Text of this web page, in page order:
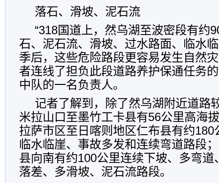
落石、滑坡、泥石流
“318国道上，然乌湖至波密段有约
石、泥石流、滑坡、过水路面、临水
季后，这些危险路段更容易发生自然
者连线了担负此段道路养护保通任务
中队的一名负责人。
记者了解到，除了然乌湖附近道路
米拉山口至墨竹工卡县有56公里高海
拉萨市区至日喀则地区仁布县有约180
临水临崖、事故多发和连续弯道路段
县向南有约100公里连续下坡、多弯道
落差、多滑坡、泥石流路段。